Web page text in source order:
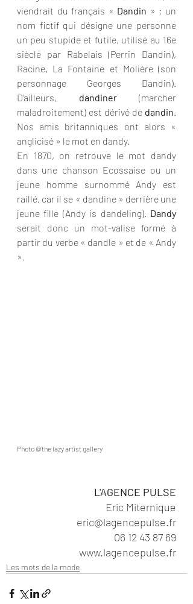
viendrait du français « Dandin » : un
nom fictif qui désigne une personne
un peu stupide et futile, utilisé au 16e
siècle par Rabelais (Perrin Dandin),
Racine, La Fontaine et Molière (son
personnage Georges Dandin).
D’ailleurs, dandiner (marcher
maladroitement) est dérivé de dandin.
Nos amis britanniques ont alors «
anglicisé » le mot en dandy.
En 1870, on retrouve le mot dandy
dans une chanson Ecossaise ou un
jeune homme surnommé Andy est
raillé, car il se « dandine » derrière une
jeune fille (Andy is dandeling). Dandy
serait donc un mot-valise formé à
partir du verbe « dandle » et de « Andy
».
Photo @the lazy artist gallery
L'AGENCE PULSE
Eric Miternique
eric@lagencepulse.fr
06 12 43 87 69
www.lagencepulse.fr
Les mots de la mode